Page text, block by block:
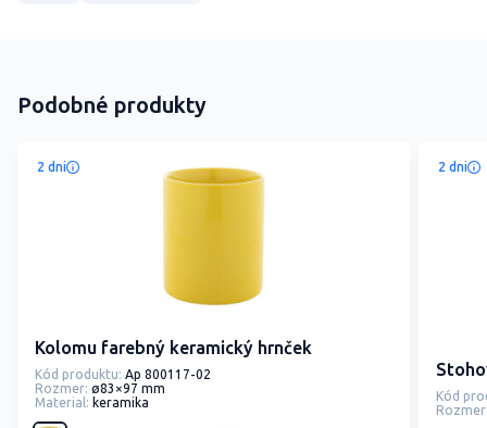
Podobné produkty
2 dni
Kolomu farebný keramický hrnček
Kód produktu: Ap 800117-02
Rozmer: ø83×97 mm
Material: keramika
2 dni
Kód